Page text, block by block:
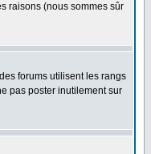
raisons (nous sommes sûr
forums utilisent les rangs
pas poster inutilement sur